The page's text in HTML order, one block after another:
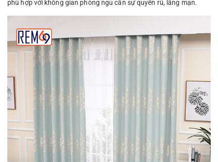
phù hợp với không gian phòng ngủ cần sự quyến rũ, lãng mạn.